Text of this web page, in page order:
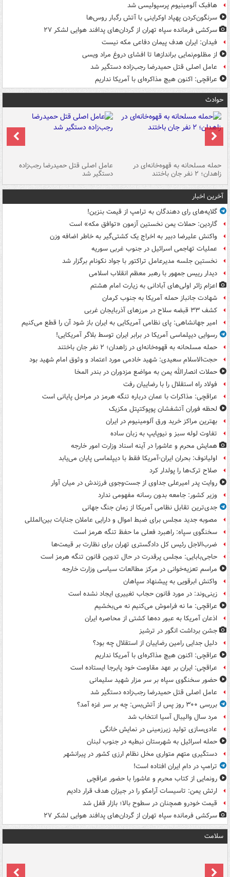
هافبک آلومینیوم پرسپولیسی شد
سرنگون‌کردن پهپاد اوکراینی با آتش رگبار روس‌ها
سرکشی فرمانده سپاه تهران از گردان‌های پدافند هوایی لشکر ۲۷
فیدان: ایران هدف پیمان دفاعی مکه نیست
از مظلوم‌نمایی براندازها تا افشای دروغ مراد ویسی
عامل اصلی قتل حمیدرضا رجب‌زاده دستگیر شد
عراقچی: اکنون هیچ مذاکره‌ای با آمریکا نداریم
حوادث
حمله مسلحانه به قهوه‌خانه‌ای در
زاهدان؛ ۲ نفر جان باختند
عامل اصلی قتل حمیدرضا رجب‌زاده
دستگیر شد
آخرین اخبار
گلایه‌های رای دهندگان به ترامپ از قیمت بنزین!
گاردین: حملات یمن نخستین آزمون «توافق مکه» است
واکنش علیرضا دبیر به اخراج یک کشتی‌گیر به خاطر اضافه وزن
عملیات تهاجمی اسرائیل در جنوب غربی سوریه
نخستین جلسه مدیرعامل تراکتور با جواد نکونام برگزار شد
دیدار رییس جمهور با رهبر معظم انقلاب اسلامی
اعزام زائر اولی‌های آبادانی به زیارت امام هشتم
شهادت جانباز حمله آمریکا به جنوب کرمان
کشف ۳۳ قبضه سلاح در مرزهای آذربایجان غربی
امیر جهانشاهی: پای نظامی آمریکایی به ایران باز شود آن را قطع می‌کنیم
رسوایی دیپلماسی آمریکا در برابر ایران توسط بلاگر آمریکایی!
حمله مسلحانه به قهوه‌خانه‌ای در زاهدان؛ ۲ نفر جان باختند
حجت‌الاسلام سعیدی: شهید خادمی مورد اعتماد و وثوق امام شهید بود
حملات انصارالله یمن به مواضع مزدوران در بندر المخا
فولاد راه استقلال را با رضاییان رفت
عراقچی: مذاکرات با عمان درباره تنگه هرمز در مراحل پایانی است
لحظه فوران آتشفشان پوپوکتپتل مکزیک
بهترین مراکز خرید ورق آلومینیوم در ایران
تفاوت لوله سبز و نیوپایپ به زبان ساده
همایش محرم و عاشورا در آینه اسناد وزارت امور خارجه
اولیانوف: بحران ایران-آمریکا فقط با دیپلماسی پایان می‌یابد
صلاح ترک‌ها را پولدار کرد
روایت پدر امیرعلی جداوی از جست‌وجوی فرزندش در میان آوار
وزیر کشور: جامعه بدون رسانه مفهومی ندارد
جدی‌ترین تقابل نظامی آمریکا از زمان جنگ جهانی
مصوبه جدید مجلس برای ضبط اموال و دارایی عاملان جنایات بین‌المللی
سخنگوی سپاه: راهبرد فعلی ما حفظ تنگه هرمز است
ضرب‌الاجل رئیس کل دادگستری تهران برای نظارت بر قیمت‌ها
حاجی‌بابایی: مجلس پرقدرت در حال تدوین قانون تنگه هرمز است
مراسم تعزیه‌خوانی در مرکز مطالعات سیاسی وزارت خارجه
واکنش ابرقویی به پیشنهاد سپاهان
زینی‌وند: در مورد قانون حجاب تغییری ایجاد نشده است
عراقچی: ما نه فراموش می‌کنیم نه می‌بخشیم
اذعان آمریکا به عبور ده‌ها کشتی از محاصره ایران
جشن برداشت انگور در ترشیز
دلیل جدایی رامین رضاییان از استقلال چه بود؟
عراقچی: اکنون هیچ مذاکره‌ای با آمریکا نداریم
عراقچی: ایران بر عهد مقاومت خود پابرجا ایستاده است
حضور سخنگوی سپاه بر سر مزار شهید سلیمانی
عامل اصلی قتل حمیدرضا رجب‌زاده دستگیر شد
بررسی ۳۰۰ روز پس از آتش‌بس: چه بر سر غزه آمد؟
مرد سال والیبال آسیا انتخاب شد
عادی‌سازی تولید زیرزمینی در نمایش خانگی
حمله اسرائیل به شهرستان نبطیه در جنوب لبنان
دستگیری متهم متواری مخل نظام ارزی کشور در پیرانشهر
ترامپ در دام ایران افتاده است!
رونمایی از کتاب محرم و عاشورا با حضور عراقچی
ارتش یمن: تاسیسات آرامکو را در جیزان هدف قرار دادیم
قیمت خودرو همچنان در سطوح بالا؛ بازار قفل شد
سرکشی فرمانده سپاه تهران از گردان‌های پدافند هوایی لشکر ۲۷
سلامت